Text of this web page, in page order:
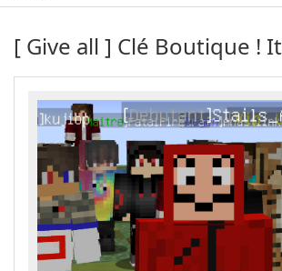
[ Give all ] Clé Boutique !